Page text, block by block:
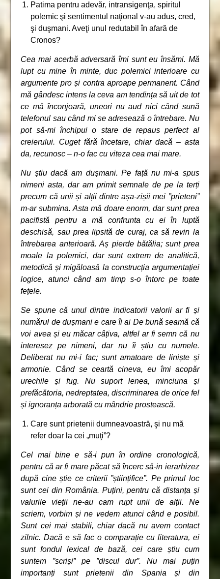
Patima pentru adevăr, intransigenţa, spiritul
polemic şi sentimentul naţional v-au adus, cred,
şi duşmani. Aveţi unul redutabil în afară de
Cronos?
Cea mai acerbă adversară îmi sunt eu însămi. Mă
lupt cu mine în minte, duc polemici interioare cu
argumente pro și contra aproape permanent. Când
mă gândesc intens la ceva am tendința să uit de tot
ce mă înconjoară, uneori nu aud nici când sună
telefonul sau când mi se adresează o întrebare. Nu
pot să-mi închipui o stare de repaus perfect al
creierului. Cuget fără încetare, chiar dacă – asta
da, recunosc – n-o fac cu viteza cea mai mare.
Nu știu dacă am dușmani. Pe față nu mi-a spus
nimeni asta, dar am primit semnale de pe la terți
precum că unii și alții dintre așa-zișii mei ”prieteni”
m-ar submina. Asta mă doare enorm, dar sunt prea
pacifistă pentru a mă confrunta cu ei în luptă
deschisă, sau prea lipsită de curaj, ca să revin la
întrebarea anterioară. Aș pierde bătălia; sunt prea
moale la polemici, dar sunt extrem de analitică,
metodică și migăloasă la construcția argumentației
logice, atunci când am timp s-o întorc pe toate
fețele.
Se spune că unul dintre indicatorii valorii ar fi și
numărul de dușmani e care îi ai De bună seamă că
voi avea și eu măcar câțiva, altfel ar fi semn că nu
interesez pe nimeni, dar nu îi știu cu numele.
Deliberat nu mi-i fac; sunt amatoare de liniște și
armonie. Când se ceartă cineva, eu îmi acopăr
urechile și fug. Nu suport lenea, minciuna și
prefăcătoria, nedreptatea, discriminarea de orice fel
și ignoranța arborată cu mândrie prostească.
Care sunt prietenii dumneavoastră, şi nu mă
refer doar la cei „muţi”?
Cel mai bine e să-i pun în ordine cronologică,
pentru că ar fi mare păcat să încerc să-in ierarhizez
după cine știe ce criterii ”științifice”. Pe primul loc
sunt cei din România. Puțini, pentru că distanța și
valurile vieții ne-au cam rupt unii de alții. Ne
scriem, vorbim și ne vedem atunci când e posibil.
Sunt cei mai stabili, chiar dacă nu avem contact
zilnic. Dacă e să fac o comparație cu literatura, ei
sunt fondul lexical de bază, cei care știu cum
suntem ”scriși” pe ”discul dur”. Nu mai puțin
importanți sunt prietenii din Spania și din